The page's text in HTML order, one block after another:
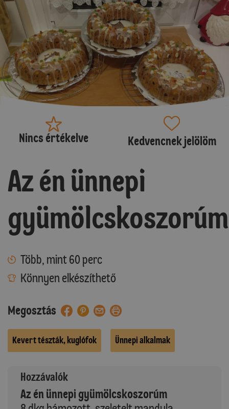
Nincs értékelve Kedvencnek jelölöm
Az én ünnepi
gyümölcskoszorúm
Több, mint 60 perc
Könnyen elkészíthető
Megosztás
Kevert tészták, kuglófok Ünnepi alkalmak
Hozzávalók
Az én ünnepi gyümölcskoszorúm